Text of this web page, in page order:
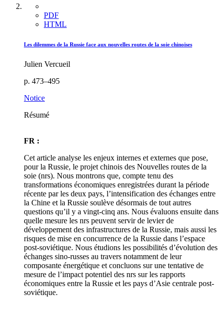
PDF
HTML
Les dilemmes de la Russie face aux nouvelles routes de la soie chinoises
Julien Vercueil
p. 473–495
Notice
Résumé
FR :
Cet article analyse les enjeux internes et externes que pose,
pour la Russie, le projet chinois des Nouvelles routes de la
soie (nrs). Nous montrons que, compte tenu des
transformations économiques enregistrées durant la période
récente par les deux pays, l’intensification des échanges entre
la Chine et la Russie soulève désormais de tout autres
questions qu’il y a vingt-cinq ans. Nous évaluons ensuite dans
quelle mesure les nrs peuvent servir de levier de
développement des infrastructures de la Russie, mais aussi les
risques de mise en concurrence de la Russie dans l’espace
post-soviétique. Nous étudions les possibilités d’évolution des
échanges sino-russes au travers notamment de leur
composante énergétique et concluons sur une tentative de
mesure de l’impact potentiel des nrs sur les rapports
économiques entre la Russie et les pays d’Asie centrale post-
soviétique.